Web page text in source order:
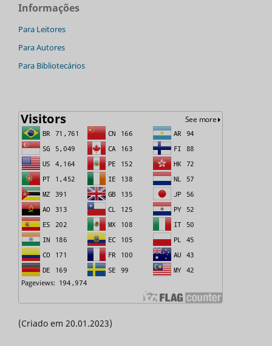
Informações
Para Leitores
Para Autores
Para Bibliotecários
(Criado em 20.01.2023)